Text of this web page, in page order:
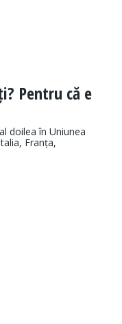
Pentru că e
doilea în Uniunea
Franța,